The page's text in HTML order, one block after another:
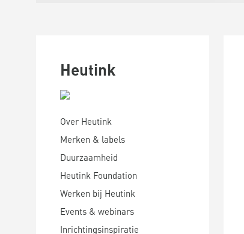
Heutink
Over Heutink
Merken & labels
Duurzaamheid
Heutink Foundation
Werken bij Heutink
Events & webinars
Inrichtingsinspiratie